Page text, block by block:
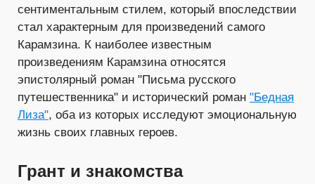
сентиментальным стилем, который впоследствии
стал характерным для произведений самого
Карамзина. К наиболее известным
произведениям Карамзина относятся
эпистолярный роман "Письма русского
путешественника" и исторический роман "Бедная
Лиза", оба из которых исследуют эмоциональную
жизнь своих главных героев.
Грант и знакомства